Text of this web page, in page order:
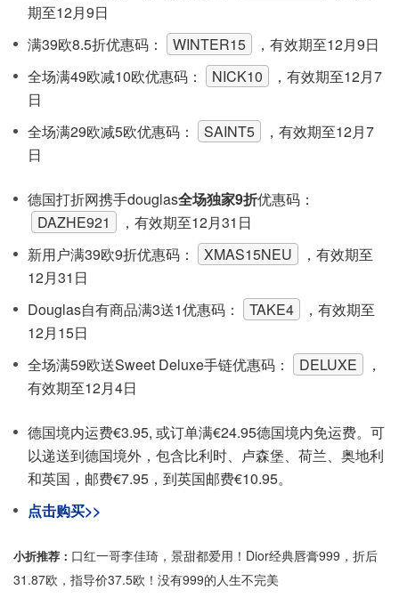
期至12月9日
满39欧8.5折优惠码：
WINTER15
，有效期至12月9日
全场满49欧减10欧优惠码：
NICK10
，有效期至12月7
日
全场满29欧减5欧优惠码：
SAINT5
，有效期至12月7
日
德国打折网携手douglas全场独家9折优惠码：
DAZHE921
，有效期至12月31日
新用户满39欧9折优惠码：
XMAS15NEU
，有效期至
12月31日
Douglas自有商品满3送1优惠码：
TAKE4
，有效期至
12月15日
全场满59欧送Sweet Deluxe手链优惠码：
DELUXE
，
有效期至12月4日
德国境内运费€3.95, 或订单满€24.95德国境内免运费。可
以递送到德国境外，包含比利时、卢森堡、荷兰、奥地利
和英国，邮费€7.95，到英国邮费€10.95。
点击购买>>
小折推荐： 口红一哥李佳琦，景甜都爱用！ Dior经典唇膏999，折后
31.87欧，指导价37.5欧！ 没有999的人生不完美